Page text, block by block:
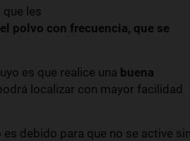
les
polvo con frecuencia, que se
es que realice una buena
localizar con mayor facilidad
debido para que no se active